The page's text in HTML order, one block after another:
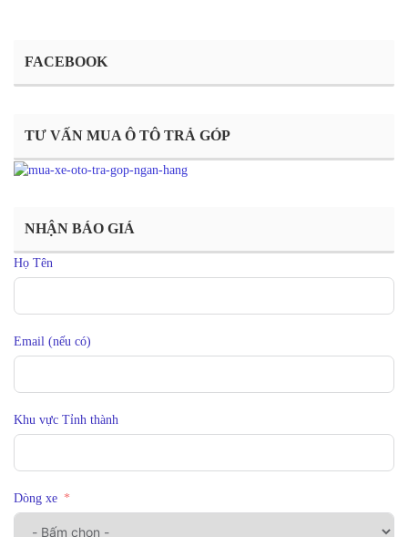
FACEBOOK
TƯ VẤN MUA Ô TÔ TRẢ GÓP
NHẬN BÁO GIÁ
Họ Tên
Email (nếu có)
Khu vực Tỉnh thành
Dòng xe